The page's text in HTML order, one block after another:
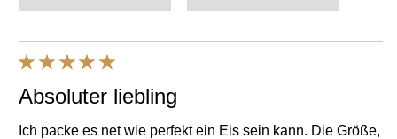
Absoluter liebling
Ich packe es net wie perfekt ein Eis sein kann. Die Größe,